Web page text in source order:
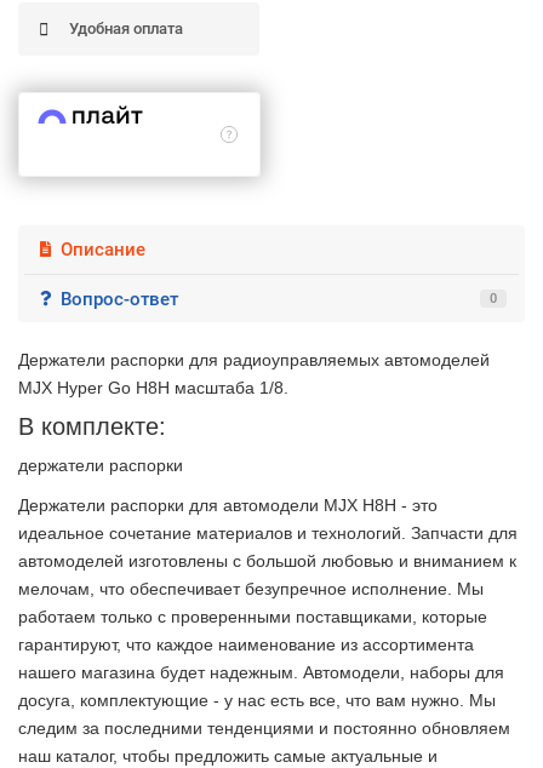
Удобная оплата
Описание
Вопрос-ответ 0
Держатели распорки для радиоуправляемых автомоделей
MJX Hyper Go H8H масштаба 1/8.
В комплекте:
держатели распорки
Держатели распорки для автомодели MJX H8H - это
идеальное сочетание материалов и технологий. Запчасти для
автомоделей изготовлены с большой любовью и вниманием к
мелочам, что обеспечивает безупречное исполнение. Мы
работаем только с проверенными поставщиками, которые
гарантируют, что каждое наименование из ассортимента
нашего магазина будет надежным. Автомодели, наборы для
досуга, комплектующие - у нас есть все, что вам нужно. Мы
следим за последними тенденциями и постоянно обновляем
наш каталог, чтобы предложить самые актуальные и
недель